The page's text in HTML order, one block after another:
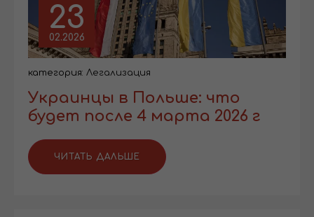
23
02.2026
категория: Легализация
Украинцы в Польше: что
будет после 4 марта 2026 г
ЧИТАТЬ ДАЛЬШЕ